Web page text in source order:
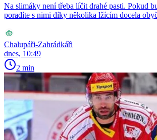
Na slimáky není třeba líčit drahé pasti. Pokud
poradíte s nimi díky několika lžícím docela
Chalupáři-Zahrádkáři
dnes, 10:49
2 min